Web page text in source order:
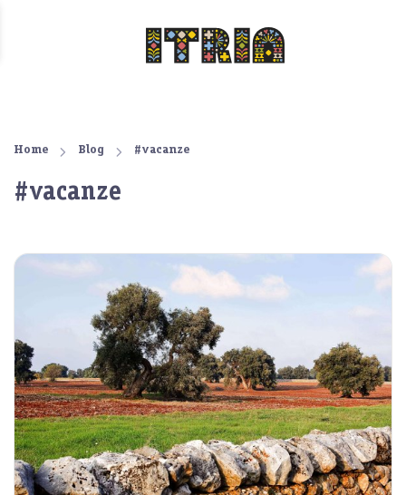
Home Blog #vacanze
#vacanze